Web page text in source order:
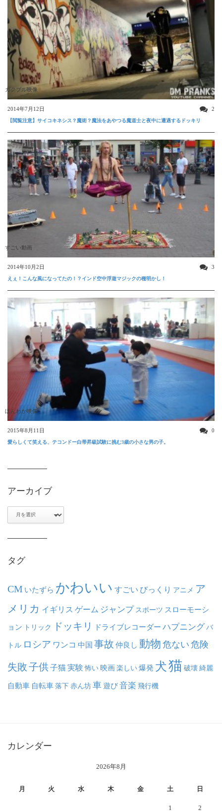
ガクブル映像
2014年7月12日 2
【閲覧注意】サイコキネシス？魔術？魔法をあやつる魔道士と夜中に遭遇するドッキリ
すごい動画
2014年10月2日 3
えぇ！こんな風になってたの！？インド空中浮遊マジックの種明かし！
ほんわか映像
2015年8月11日 0
愛らしくて笑える、テコンドー白帯昇級試験に挑む3歳の小さな男の子。
アーカイブ
タグ
CM いたずら かわいい すごい びっくり アニメ ア
メリカ イギリス ゲーム ジャンプ スポーツ スローモーシ
ョン トリック ドッキリ ドライブレコーダー ハプニング バ
トル ロシア ワンコ 中国 事故 仲良し 動物 危ない 危険
失敗子供子猫実験 怖い映画楽しい爆発 犬猫 破壊綺麗
自動車 自転車落下赤ん坊車遊び音楽 飛行機
カレンダー
2026年8月
月 火 水 木 金 土 日
1 2